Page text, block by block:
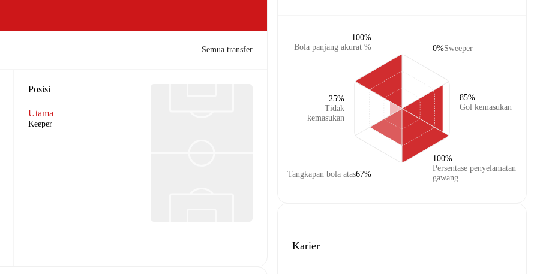
Semua transfer
Posisi
Utama
Keeper
Bola panjang akurat %
100%
Tidak
kemasukan
25%
Tangkapan bola atas67%
Sweeper
0%
Gol kemasukan
85%
Persentase penyelamatan
gawang
100%
Karier